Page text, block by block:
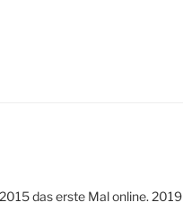
das erste Mal online. 2019